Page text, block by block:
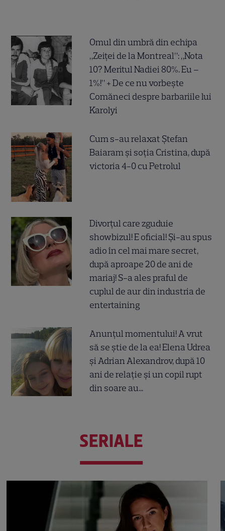
Omul din umbră din echipa
„Zeiței de la Montreal”: „Nota
10? Meritul Nadiei 80%. Eu –
1%!” + De ce nu vorbește
Comăneci despre barbariile lui
Karolyi
Cum s-au relaxat Ștefan
Baiaram și soția Cristina, după
victoria 4-0 cu Petrolul
Divorțul care zguduie
showbizul! E oficial! Și-au spus
adio în cel mai mare secret,
după aproape 20 de ani de
mariaj! S-a ales praful de
cuplul de aur din industria de
entertaining
Anunțul momentului! A vrut
să se știe de la ea! Elena Udrea
și Adrian Alexandrov, după 10
ani de relație și un copil rupt
din soare au...
SERIALE